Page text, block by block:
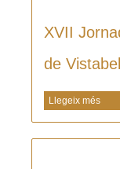
XVII
de
Llegeix més